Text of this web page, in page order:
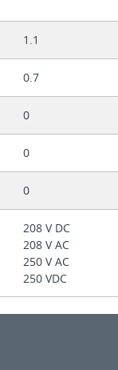
1.1
0.7
0
0
0
208 V DC
208 V AC
250 V AC
250 VDC